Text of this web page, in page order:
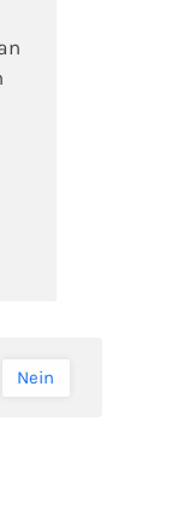
Nein